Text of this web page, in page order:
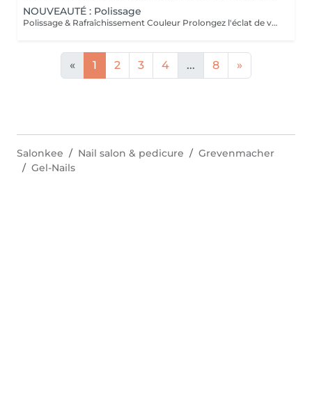
NOUVEAUTÉ : Polissage
Polissage & Rafraîchissement Couleur Prolongez l'éclat de votre pose en toute simplicité. Après une pose complète ou un remplissage, profitez de ce service rapide qui permet de rafraîchir vos ongles sans recommencer une prestation complète. Nous préparons délicatement la surface existante, lissons la repousse et appliquons la couleur de votre choix pour un effet propre et soigné. Idéal entre deux remplissages, ce rendez-vous express vous offre des ongles impeccables et la liberté de changer de teinte selon vos envies.
« 1 2 3 4 ... 8 »
Salonkee Nail salon & pedicure
Grevenmacher
Gel-Nails